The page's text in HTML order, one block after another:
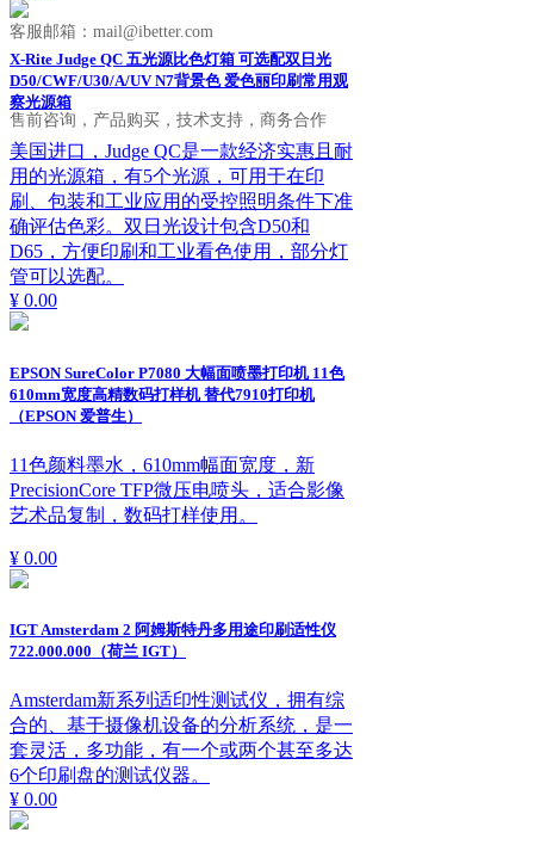
X-Rite Judge QC 五光源比色灯箱 可选配双日光
D50/CWF/U30/A/UV N7背景色 爱色丽印刷常用观
察光源箱
美国进口，Judge QC是一款经济实惠且耐
用的光源箱，有5个光源，可用于在印
刷、包装和工业应用的受控照明条件下准
确评估色彩。双日光设计包含D50和
D65，方便印刷和工业看色使用，部分灯
管可以选配。
¥ 0.00
EPSON SureColor P7080 大幅面喷墨打印机 11色
610mm宽度高精数码打样机 替代7910打印机
（EPSON 爱普生）
11色颜料墨水，610mm幅面宽度，新
PrecisionCore TFP微压电喷头，适合影像
艺术品复制，数码打样使用。
¥ 0.00
IGT Amsterdam 2 阿姆斯特丹多用途印刷适性仪
722.000.000（荷兰 IGT）
Amsterdam新系列适印性测试仪，拥有综
合的、基于摄像机设备的分析系统，是一
套灵活，多功能，有一个或两个甚至多达
6个印刷盘的测试仪器。
¥ 0.00
客服邮箱：mail@ibetter.com
售前咨询，产品购买，技术支持，商务合作